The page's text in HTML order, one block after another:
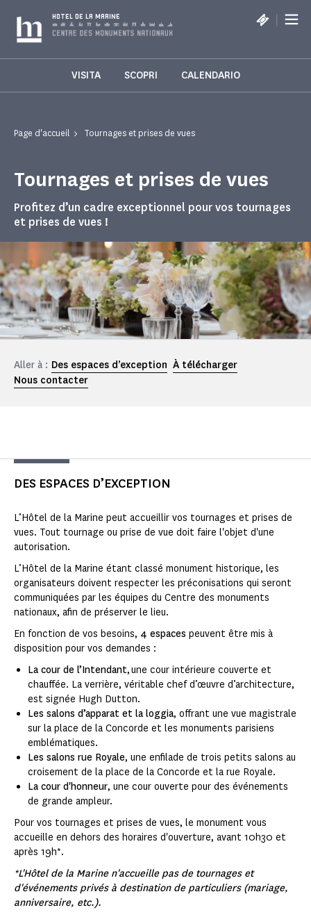
HOTEL DE LA MARINE |
VISITA SCOPRI CALENDARIO
Page d'accueil Tournages et prises de vues
Tournages et prises de vues
Profitez d’un cadre exceptionnel pour vos tournages
et prises de vues !
Aller à : Des espaces d’exception À télécharger
Nous contacter
DES ESPACES D’EXCEPTION
L’Hôtel de la Marine peut accueillir vos tournages et prises de
vues. Tout tournage ou prise de vue doit faire l'objet d'une
autorisation.
L’Hôtel de la Marine étant classé monument historique, les
organisateurs doivent respecter les préconisations qui seront
communiquées par les équipes du Centre des monuments
nationaux, afin de préserver le lieu.
En fonction de vos besoins, 4 espaces peuvent être mis à
disposition pour vos demandes :
La cour de l’Intendant, une cour intérieure couverte et
chauffée. La verrière, véritable chef d’œuvre d’architecture,
est signée Hugh Dutton.
Les salons d’apparat et la loggia, offrant une vue magistrale
sur la place de la Concorde et les monuments parisiens
emblématiques.
Les salons rue Royale, une enfilade de trois petits salons au
croisement de la place de la Concorde et la rue Royale.
La cour d'honneur, une cour ouverte pour des événements
de grande ampleur.
Pour vos tournages et prises de vues, le monument vous
accueille en dehors des horaires d'ouverture, avant 10h30 et
après 19h*.
*L'Hôtel de la Marine n'accueille pas de tournages et
d'événements privés à destination de particuliers (mariage,
anniversaire, etc.).